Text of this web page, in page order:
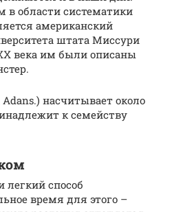
области систематики
американский
штата Миссури
века им были описаны
насчитывает около
к семейству
легкий способ
время для этого –